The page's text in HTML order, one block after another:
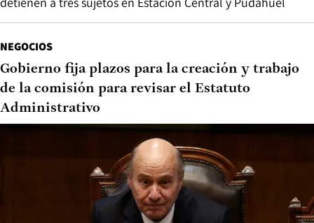
NEGOCIOS
Gobierno fija plazos para la creación y trabajo
de la comisión para revisar el Estatuto
Administrativo